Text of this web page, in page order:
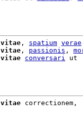
vitae , spatium verae
vitae , passionis ,
vitae conversari ut
vitae correctionem,